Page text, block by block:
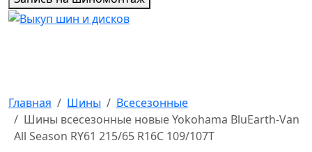
Главная Шины
Всесезонные
Шины всесезонные новые Yokohama BluEarth-Van
All Season RY61 215/65 R16C 109/107T